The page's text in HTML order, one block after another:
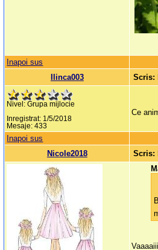
Inapoi sus
Ilinca003
Scris:
Nivel: Grupa mijlocie
Inregistrat: 1/5/2018
Mesaje: 433
Ce
Inapoi sus
Nicole2018
Scris: